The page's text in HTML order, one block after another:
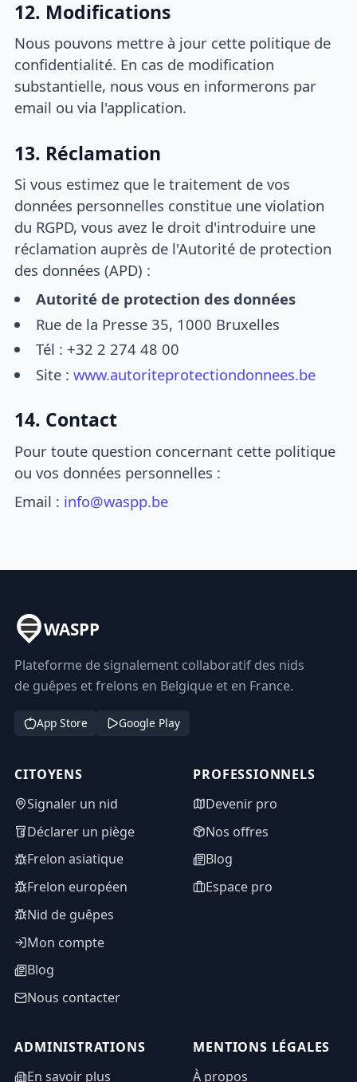
12. Modifications
Nous pouvons mettre à jour cette politique de
confidentialité. En cas de modification
substantielle, nous vous en informerons par
email ou via l'application.
13. Réclamation
Si vous estimez que le traitement de vos
données personnelles constitue une violation
du RGPD, vous avez le droit d'introduire une
réclamation auprès de l'Autorité de protection
des données (APD) :
Autorité de protection des données
Rue de la Presse 35, 1000 Bruxelles
Tél : +32 2 274 48 00
Site : www.autoriteprotectiondonnees.be
14. Contact
Pour toute question concernant cette politique
ou vos données personnelles :
Email : info@waspp.be
WASPP
Plateforme de signalement collaboratif des nids
de guêpes et frelons en Belgique et en France.
App Store Google Play
CITOYENS
Signaler un nid
Déclarer un piège
Frelon asiatique
Frelon européen
Nid de guêpes
Mon compte
Blog
Nous contacter
PROFESSIONNELS
Devenir pro
Nos offres
Blog
Espace pro
ADMINISTRATIONS
En savoir plus
MENTIONS LÉGALES
À propos